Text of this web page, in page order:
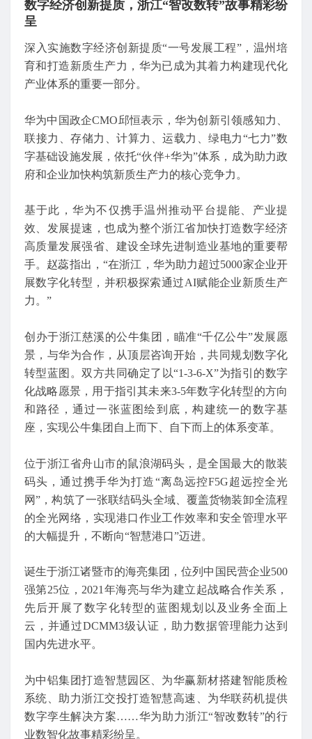
数字经济创新提质，浙江“智改数转”故事精彩纷
呈
深入实施数字经济创新提质“一号发展工程”，温州培
育和打造新质生产力，华为已成为其着力构建现代化
产业体系的重要一部分。
华为中国政企CMO邱恒表示，华为创新引领感知力、
联接力、存储力、计算力、运载力、绿电力“七力”数
字基础设施发展，依托“伙伴+华为”体系，成为助力政
府和企业加快构筑新质生产力的核心竞争力。
基于此，华为不仅携手温州推动平台提能、产业提
效、发展提速，也成为整个浙江省加快打造数字经济
高质量发展强省、建设全球先进制造业基地的重要帮
手。赵蕊指出，“在浙江，华为助力超过5000家企业开
展数字化转型，并积极探索通过AI赋能企业新质生产
力。”
创办于浙江慈溪的公牛集团，瞄准“千亿公牛”发展愿
景，与华为合作，从顶层咨询开始，共同规划数字化
转型蓝图。双方共同确定了以“1-3-6-X”为指引的数字
化战略愿景，用于指引其未来3-5年数字化转型的方向
和路径，通过一张蓝图绘到底，构建统一的数字基
座，实现公牛集团自上而下、自下而上的体系变革。
位于浙江省舟山市的鼠浪湖码头，是全国最大的散装
码头，通过携手华为打造“离岛远控F5G超远控全光
网”，构筑了一张联结码头全域、覆盖货物装卸全流程
的全光网络，实现港口作业工作效率和安全管理水平
的大幅提升，不断向“智慧港口”迈进。
诞生于浙江诸暨市的海亮集团，位列中国民营企业500
强第25位，2021年海亮与华为建立起战略合作关系，
先后开展了数字化转型的蓝图规划以及业务全面上
云，并通过DCMM3级认证，助力数据管理能力达到
国内先进水平。
为中铝集团打造智慧园区、为华赢新材搭建智能质检
系统、助力浙江交投打造智慧高速、为华联药机提供
数字孪生解决方案……华为助力浙江“智改数转”的行
业数智化故事精彩纷呈。